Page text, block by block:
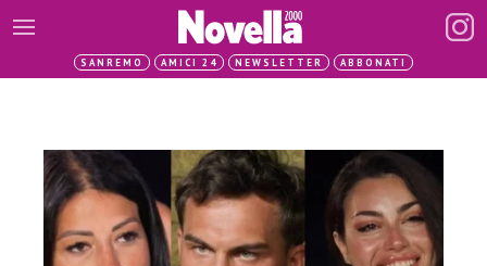
SANREMO AMICI 24 NEWSLETTER ABBONATI